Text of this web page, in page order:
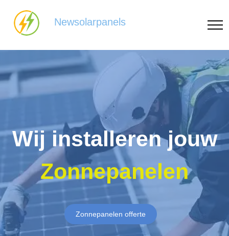
Newsolarpanels
Wij installeren jouw
Zonnepanelen
Zonnepanelen offerte